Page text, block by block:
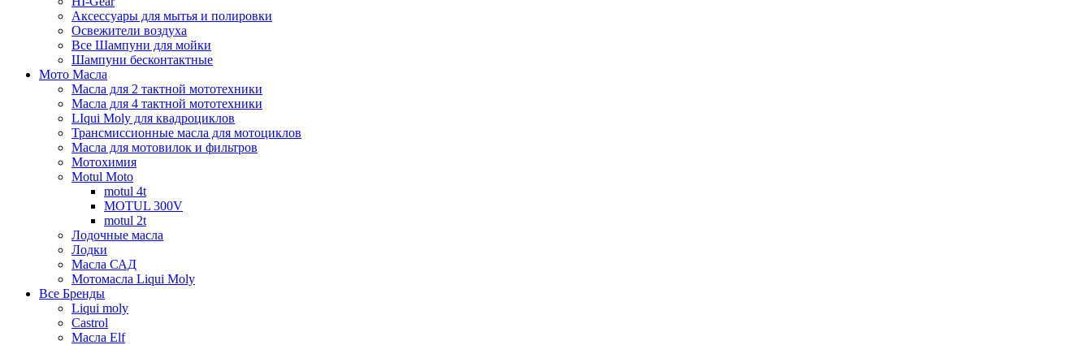
Аксессуары для мытья и полировки
Освежители воздуха
Все Шампуни для мойки
Шампуни бесконтактные
Мото Масла
Масла для 2 тактной мототехники
Масла для 4 тактной мототехники
LIqui Moly для квадроциклов
Трансмиссионные масла для мотоциклов
Масла для мотовилок и фильтров
Мотохимия
Motul Moto
motul 4t
MOTUL 300V
motul 2t
Лодочные масла
Лодки
Масла САД
Мотомасла Liqui Moly
Все Бренды
Liqui moly
Castrol
Масла Elf